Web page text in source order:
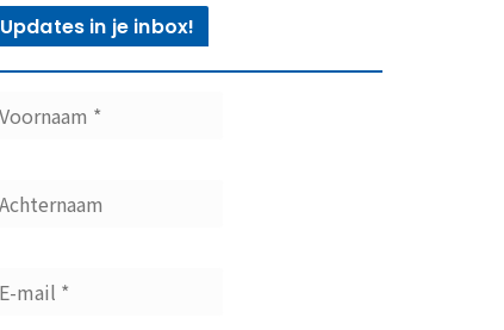
Updates in je inbox!